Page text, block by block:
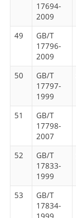
17694-
2009
49
GB/T
17796-
2009
50
GB/T
17797-
1999
51
GB/T
17798-
2007
52
GB/T
17833-
1999
53
GB/T
17834-
1999